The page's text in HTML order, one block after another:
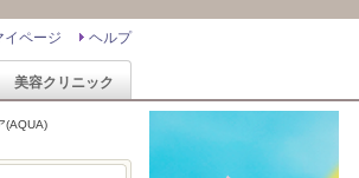
ヘルプ
イページ
美容クリニック
(AQUA)